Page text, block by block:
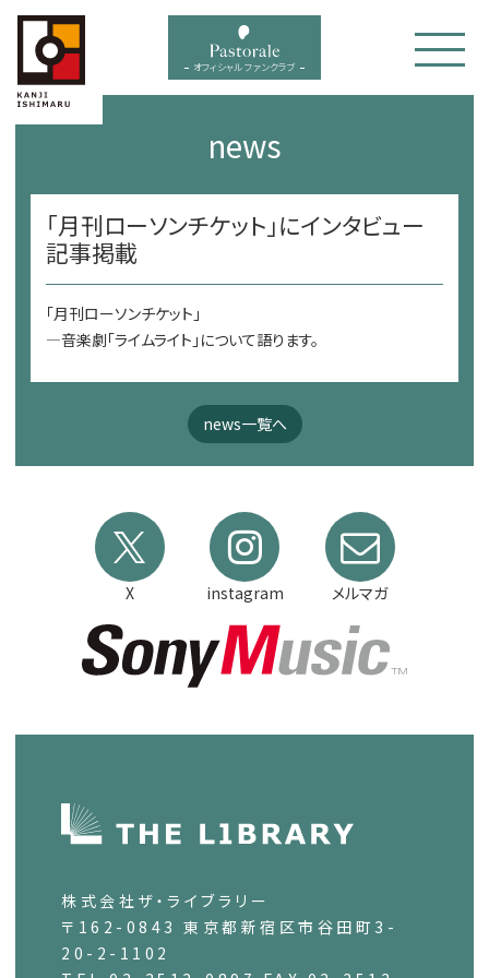
menu オフィシャル ファンクラブ
news
「月刊ローソンチケット」にインタビュー
記事掲載
「月刊ローソンチケット」
—音楽劇「ライムライト」について語ります。
news一覧へ
X instagram メルマガ
株式会社ザ・ライブラリー
〒162-0843 東京都新宿区市谷田町3-
20-2-1102